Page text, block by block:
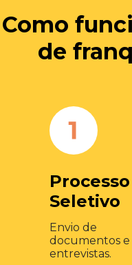
Como
de
Processo
Seletivo
Envio de
documentos e
entrevistas.​